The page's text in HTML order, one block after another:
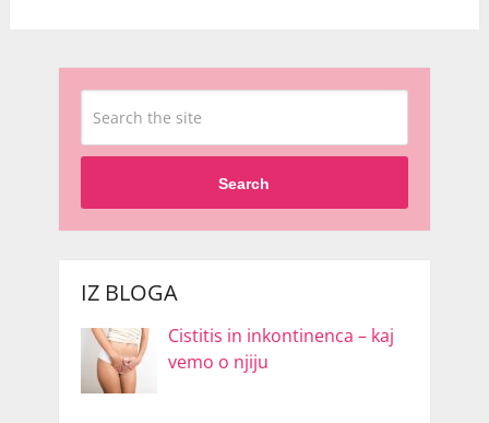
Search
IZ BLOGA
Cistitis in inkontinenca – kaj
vemo o njiju